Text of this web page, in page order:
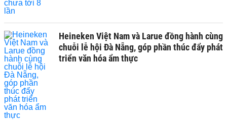
Heineken Việt Nam và Larue đồng hành cùng
chuỗi lễ hội Đà Nẵng, góp phần thúc đẩy phát
triển văn hóa ẩm thực